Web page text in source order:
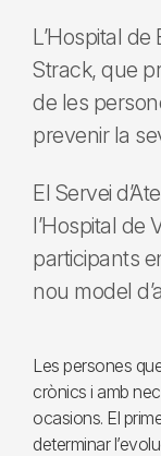
L’Hospital
Strack, que
de les
prevenir la
El Servei
l’Hospital de
participants
nou model
Les persones
crònics i amb
ocasions. El
determinar